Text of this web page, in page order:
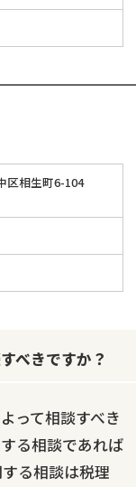
区相生町6-104
べきですか？
って相談すべき
る相談であれば
る相談は税理